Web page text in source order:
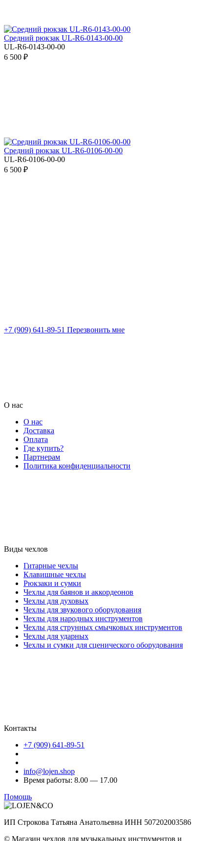
Средний рюкзак UL-R6-0143-00-00
UL-R6-0143-00-00
6 500 ₽
Средний рюкзак UL-R6-0106-00-00
UL-R6-0106-00-00
6 500 ₽
+7 (909) 641-89-51 Перезвонить мне
О нас
О нас
Доставка
Оплата
Где купить?
Партнерам
Политика конфиденциальности
Виды чехлов
Гитарные чехлы
Клавишные чехлы
Рюкзаки и сумки
Чехлы для баянов и аккордеонов
Чехлы для духовых
Чехлы для звукового оборудования
Чехлы для народных инструментов
Чехлы для струнных смычковых инструментов
Чехлы для ударных
Чехлы и сумки для сценического оборудования
Контакты
+7 (909) 641-89-51
info@lojen.shop
Время работы: 8.00 — 17.00
Помощь
ИП Строкова Татьяна Анатольевна ИНН 507202003586
© Магазин чехлов для музыкальных инструментов и